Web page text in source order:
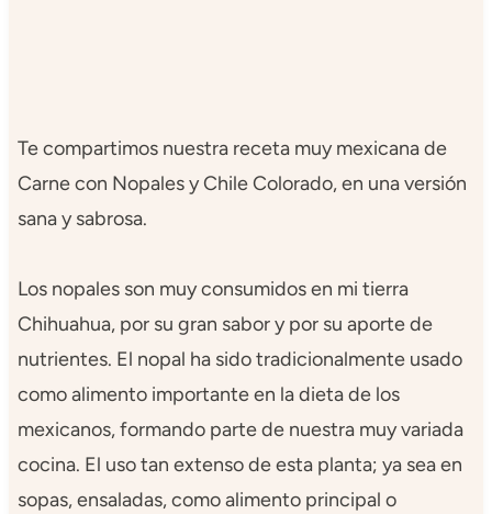
Te compartimos nuestra receta muy mexicana de
Carne con Nopales y Chile Colorado, en una versión
sana y sabrosa.
Los nopales son muy consumidos en mi tierra
Chihuahua, por su gran sabor y por su aporte de
nutrientes. El nopal ha sido tradicionalmente usado
como alimento importante en la dieta de los
mexicanos, formando parte de nuestra muy variada
cocina. El uso tan extenso de esta planta; ya sea en
sopas, ensaladas, como alimento principal o